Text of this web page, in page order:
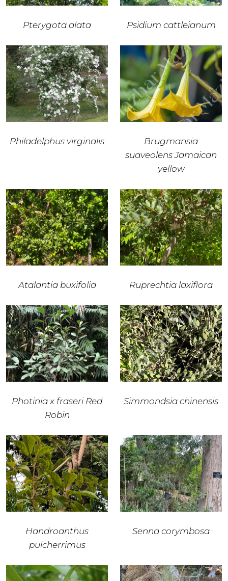
Pterygota alata Psidium cattleianum
Philadelphus virginalis
Brugmansia
suaveolens Jamaican
yellow
Atalantia buxifolia Ruprechtia laxiflora
Photinia x fraseri Red
Robin
Simmondsia chinensis
Handroanthus
pulcherrimus
Senna corymbosa